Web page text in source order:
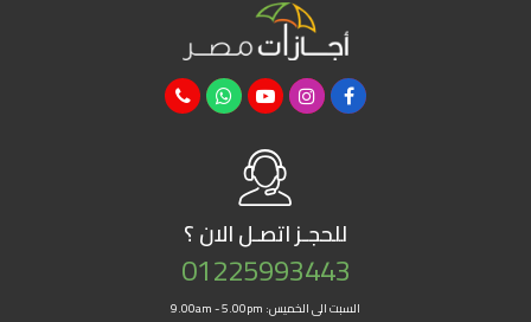
للحجـزاتصـل الان ؟
01225993443
السبت الى الخميس: 9.00am - 5.00pm